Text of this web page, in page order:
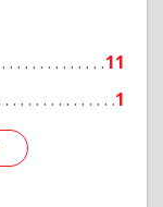
11
1